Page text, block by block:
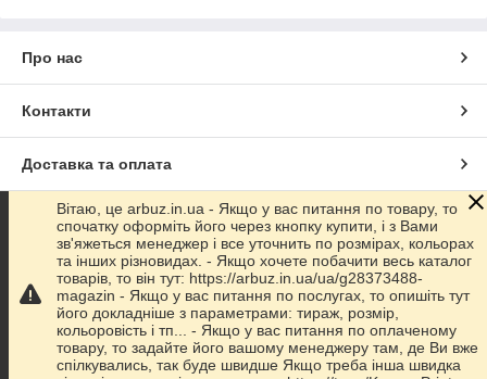
Про нас
Контакти
Доставка та оплата
Графік роботи
Повна версія сайту
Сайт створено на маркетплейсіProm.ua
Вітаю, це arbuz.in.ua - Якщо у вас питання по товару, то
спочатку оформіть його через кнопку купити, і з Вами
зв'яжеться менеджер і все уточнить по розмірах, кольорах
та інших різновидах. - Якщо хочете побачити весь каталог
товарів, то він тут: https://arbuz.in.ua/ua/g28373488-
magazin - Якщо у вас питання по послугах, то опишіть тут
його докладніше з параметрами: тираж, розмір,
кольоровість і тп... - Якщо у вас питання по оплаченому
товару, то задайте його вашому менеджеру там, де Ви вже
спілкувались, так буде швидше Якщо треба інша швидка